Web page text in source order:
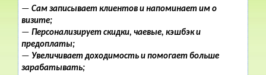
— Сам записывает клиентов и напоминает им о
визите;
— Персонализирует скидки, чаевые, кэшбэк и
предоплаты;
— Увеличивает доходимость и помогает больше
зарабатывать;